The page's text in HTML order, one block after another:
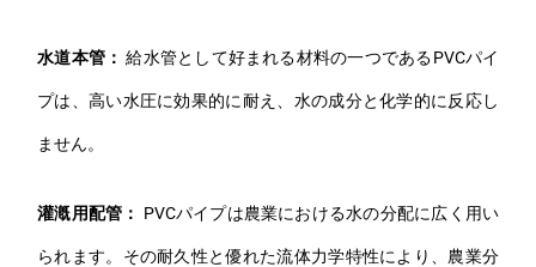
水道本管： 給水管として好まれる材料の一つであるPVCパイ
プは、高い水圧に効果的に耐え、水の成分と化学的に反応し
ません。
灌漑用配管： PVCパイプは農業における水の分配に広く用い
られます。その耐久性と優れた流体力学特性により、農業分